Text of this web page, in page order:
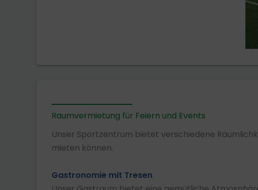
Raumvermietung für Feiern und Events
Unser Sportzentrum bietet verschiedene
mieten können.
Gastronomie mit Tresen